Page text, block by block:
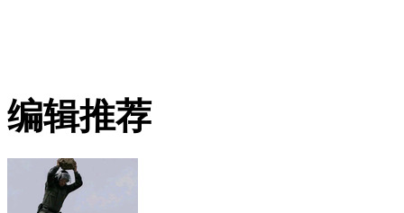
编辑推荐